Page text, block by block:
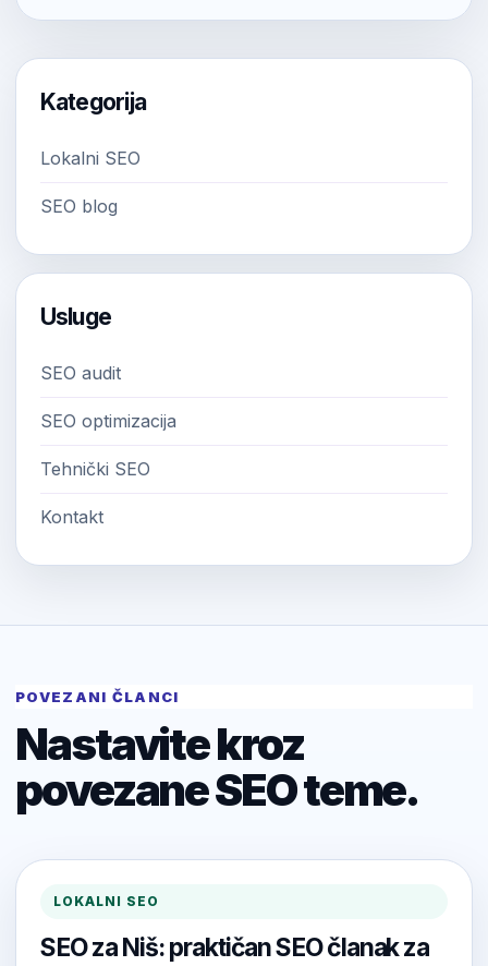
Kategorija
Lokalni SEO
SEO blog
Usluge
SEO audit
SEO optimizacija
Tehnički SEO
Kontakt
POVEZANI ČLANCI
Nastavite kroz
povezane SEO teme.
LOKALNI SEO
SEO za Niš: praktičan SEO članak za